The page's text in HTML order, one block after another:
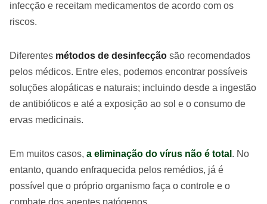
infecção e receitam medicamentos de acordo com os
riscos.
Diferentes métodos de desinfecção são recomendados
pelos médicos. Entre eles, podemos encontrar possíveis
soluções alopáticas e naturais; incluindo desde a ingestão
de antibióticos e até a exposição ao sol e o consumo de
ervas medicinais.
Em muitos casos, a eliminação do vírus não é total . No
entanto, quando enfraquecida pelos remédios, já é
possível que o próprio organismo faça o controle e o